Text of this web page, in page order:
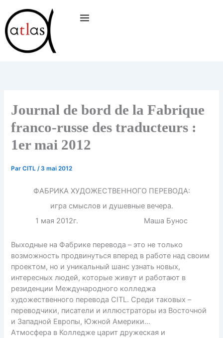
au
contenu
Journal de bord de la Fabrique
franco-russe des traducteurs :
1er mai 2012
ParCITL/3 mai 2012
ФАБРИКА ХУДОЖЕСТВЕННОГО ПЕРЕВОДА:
игра смыслов и душевные вечера.
1 мая 2012г. Маша Бунос
Выходные на Фабрике перевода – это не только
возможность продвинуться вперед в работе над своим
проектом, но и уникальный шанс узнать новых,
интересных людей, которые живут и работают в
резиденции Международного колледжа
художественного перевода CITL. Среди таковых –
переводчики, писатели и иллюстраторы из Восточной
и Западной Европы, Южной Америки…
Атмосфера в Колледже царит дружеская и